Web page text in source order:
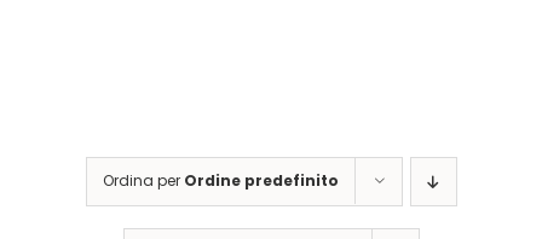
Ordina per Ordine predefinito